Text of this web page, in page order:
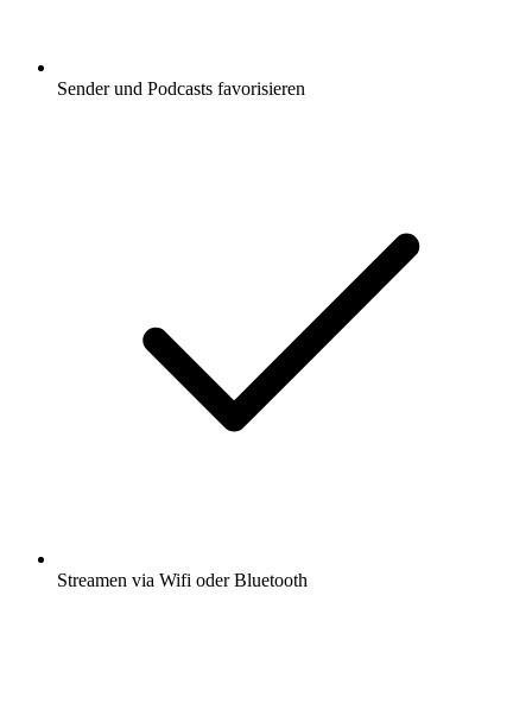
Sender und Podcasts favorisieren
Streamen via Wifi oder Bluetooth